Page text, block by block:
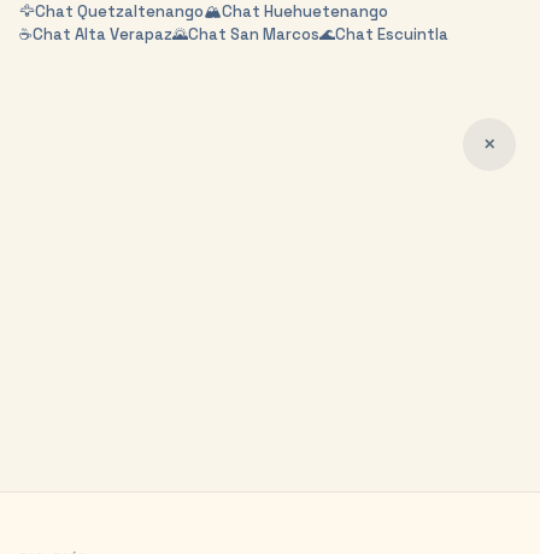
🦅Chat Quetzaltenango🏔️Chat Huehuetenango
☕Chat Alta Verapaz🌄Chat San Marcos🌊Chat Escuintla
✕